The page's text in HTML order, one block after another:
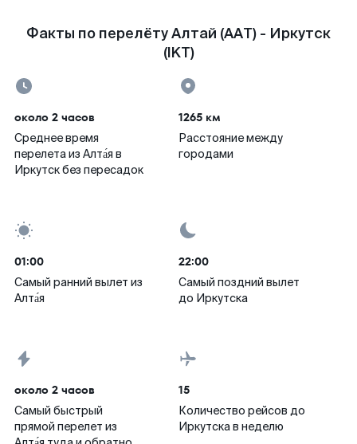
Факты по перелёту Алтай (AAT) - Иркутск
(IKT)
около 2 часов
Среднее время
перелета из Алта́я в
Иркутск без пересадок
1265 км
Расстояние между
городами
01:00
Самый ранний вылет из
Алта́я
22:00
Самый поздний вылет
до Иркутска
около 2 часов
Самый быстрый
прямой перелет из
15
Количество рейсов до
Иркутска в неделю